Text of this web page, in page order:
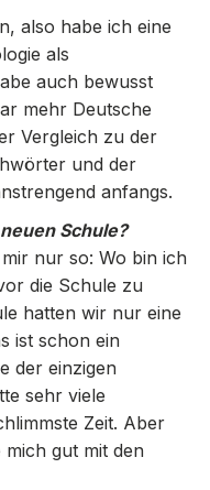
also habe ich eine
als
auch bewusst
mehr Deutsche
Vergleich zu der
und der
anfangs.
Schule?
nur so: Wo bin ich
die Schule zu
hatten wir nur eine
ist schon ein
der einzigen
sehr viele
Zeit. Aber
mich gut mit den